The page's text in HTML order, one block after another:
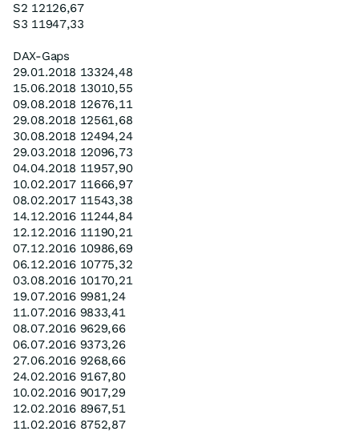
S2 12126,67
S3 11947,33
DAX-Gaps
29.01.2018 13324,48
15.06.2018 13010,55
09.08.2018 12676,11
29.08.2018 12561,68
30.08.2018 12494,24
29.03.2018 12096,73
04.04.2018 11957,90
10.02.2017 11666,97
08.02.2017 11543,38
14.12.2016 11244,84
12.12.2016 11190,21
07.12.2016 10986,69
06.12.2016 10775,32
03.08.2016 10170,21
19.07.2016 9981,24
11.07.2016 9833,41
08.07.2016 9629,66
06.07.2016 9373,26
27.06.2016 9268,66
24.02.2016 9167,80
10.02.2016 9017,29
12.02.2016 8967,51
11.02.2016 8752,87